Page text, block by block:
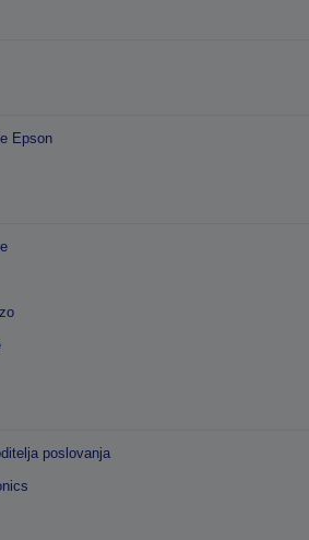
Epson
poslovanja